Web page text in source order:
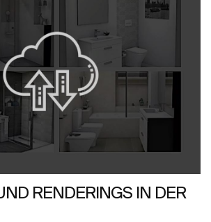
RENDERINGS IN DER